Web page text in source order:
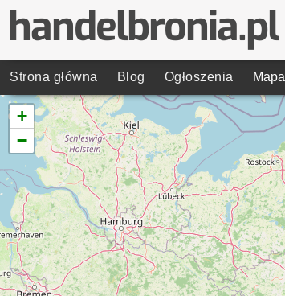
Strona główna Blog Ogłoszenia Mapa
+
−